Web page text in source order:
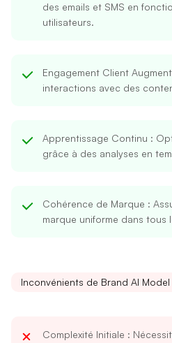
des emails et SMS en
utilisateurs.
Engagement Client
interactions avec des
Apprentissage Continu :
grâce à des analyses en
Cohérence de Marque :
marque uniforme dans tous
Inconvénients de Brand AI Model
Complexité Initiale :